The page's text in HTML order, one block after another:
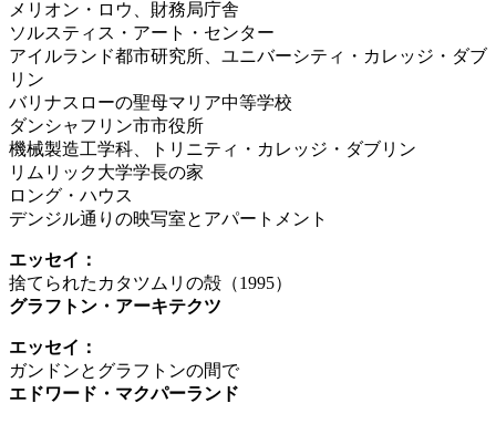
メリオン・ロウ、財務局庁舎
ソルスティス・アート・センター
アイルランド都市研究所、ユニバーシティ・カレッジ・ダブ
リン
バリナスローの聖母マリア中等学校
ダンシャフリン市市役所
機械製造工学科、トリニティ・カレッジ・ダブリン
リムリック大学学長の家
ロング・ハウス
デンジル通りの映写室とアパートメント
エッセイ：
捨てられたカタツムリの殻（1995）
グラフトン・アーキテクツ
エッセイ：
ガンドンとグラフトンの間で
エドワード・マクパーランド